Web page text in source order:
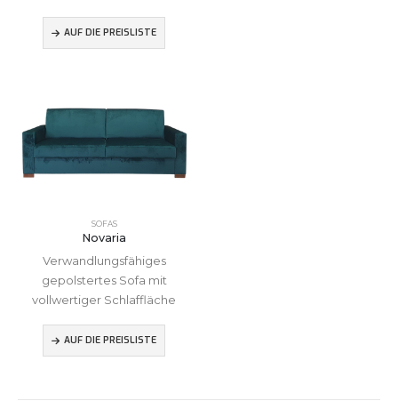
AUF DIE PREISLISTE
SOFAS
Novaria
Verwandlungsfähiges
gepolstertes Sofa mit
vollwertiger Schlaffläche
AUF DIE PREISLISTE